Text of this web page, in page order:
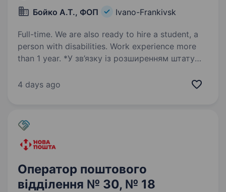
Бойко А.Т., ФОП
Ivano-Frankivsk
Full-time. We are also ready to hire a student, a
person with disabilities. Work experience more
than 1 year. *У зв’язку із розширенням штату
зв’язку відділення Нової Пошти
по стандартам; офіційне працевлаштування;…
4 days ago
Оператор поштового
відділення № 30, № 18